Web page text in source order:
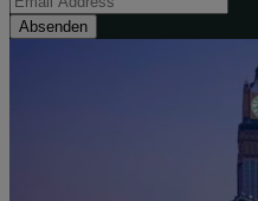
Absenden